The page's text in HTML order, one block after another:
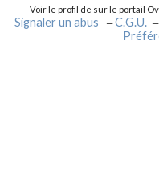
Voir le profil de sur le portail
Signaler un abus
C.G.U.